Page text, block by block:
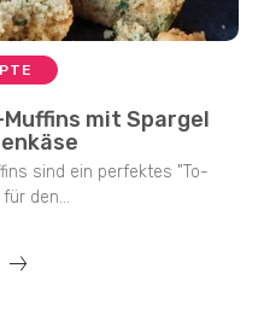
mit Spargel
sind ein perfektes "To-
den...